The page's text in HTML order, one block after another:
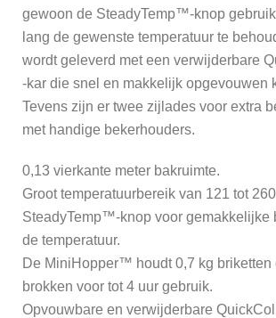
gewoon de SteadyTemp™-knop
lang de gewenste temperatuur te
wordt geleverd met een verwijderbare
-kar die snel en makkelijk opgevouwen
Tevens zijn er twee zijlades voor extra
met handige bekerhouders.
0,13 vierkante meter bakruimte.
Groot temperatuurbereik van 121 tot 260
SteadyTemp™-knop voor gemakkelijke
de temperatuur.
De MiniHopper™ houdt 0,7 kg briketten
brokken voor tot 4 uur gebruik.
Opvouwbare en verwijderbare